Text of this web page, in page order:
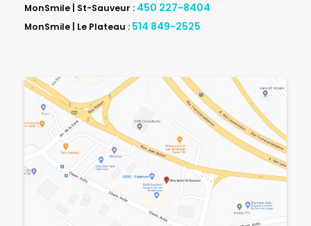
MonSmile | St-Sauveur : 450 227-8404
MonSmile | Le Plateau : 514 849-2525